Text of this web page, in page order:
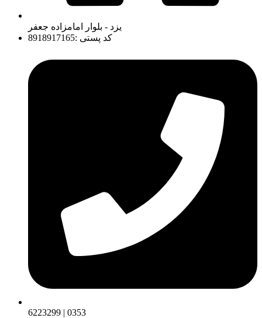
یزد - بلوار امامزاده جعفر
کد پستی :8918917165
6223299 | 0353